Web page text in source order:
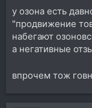
у озона есть
"продвижение
набегают
а негативные
впрочем тож